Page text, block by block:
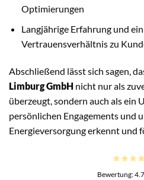
Optimierungen
Langjährige Erfahrung und
Vertrauensverhältnis zu
Abschließend lässt sich sagen,
Limburg GmbH nicht nur als
überzeugt, sondern auch als ein
persönlichen Engagements und
Energieversorgung erkennt und
Bewertung:4.7